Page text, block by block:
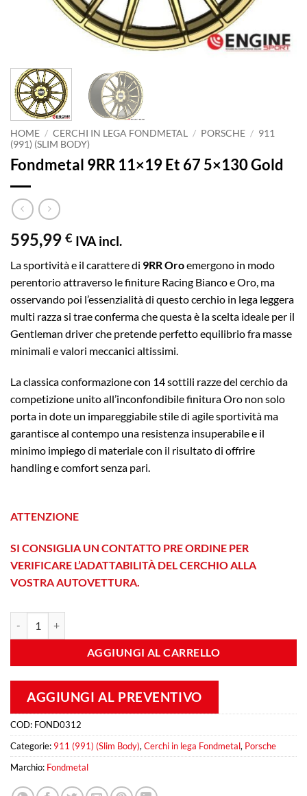
HOME / CERCHI IN LEGA FONDMETAL / PORSCHE / 911
(991) (SLIM BODY)
Fondmetal 9RR 11×19 Et 67 5×130 Gold
595,99 € IVA incl.
La sportività e il carattere di 9RR Oroemergono in modo
perentorio attraverso le finiture Racing Bianco e Oro, ma
osservando poi l’essenzialità di questo cerchio in lega leggera
multi razza si trae conferma che questa è la scelta ideale per il
Gentleman driver che pretende perfetto equilibrio fra masse
minimali e valori meccanici altissimi.
La classica conformazione con 14 sottili razze del cerchio da
competizione unito all’inconfondibile finitura Oro non solo
porta in dote un impareggiabile stile di agile sportività ma
garantisce al contempo una resistenza insuperabile e il
minimo impiego di materiale con il risultato di offrire
handling e comfort senza pari.
ATTENZIONE
SI CONSIGLIA UN CONTATTO PRE ORDINE PER
VERIFICARE L’ADATTABILITÀ DEL CERCHIO ALLA
VOSTRA AUTOVETTURA.
AGGIUNGI AL CARRELLO
AGGIUNGI AL PREVENTIVO
COD: FOND0312
Categorie: 911 (991) (Slim Body), Cerchi in lega Fondmetal, Porsche
Marchio: Fondmetal